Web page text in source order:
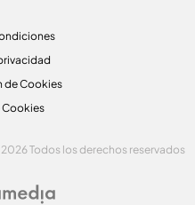
de Cookies
Cookies
Todos los derechos reservados